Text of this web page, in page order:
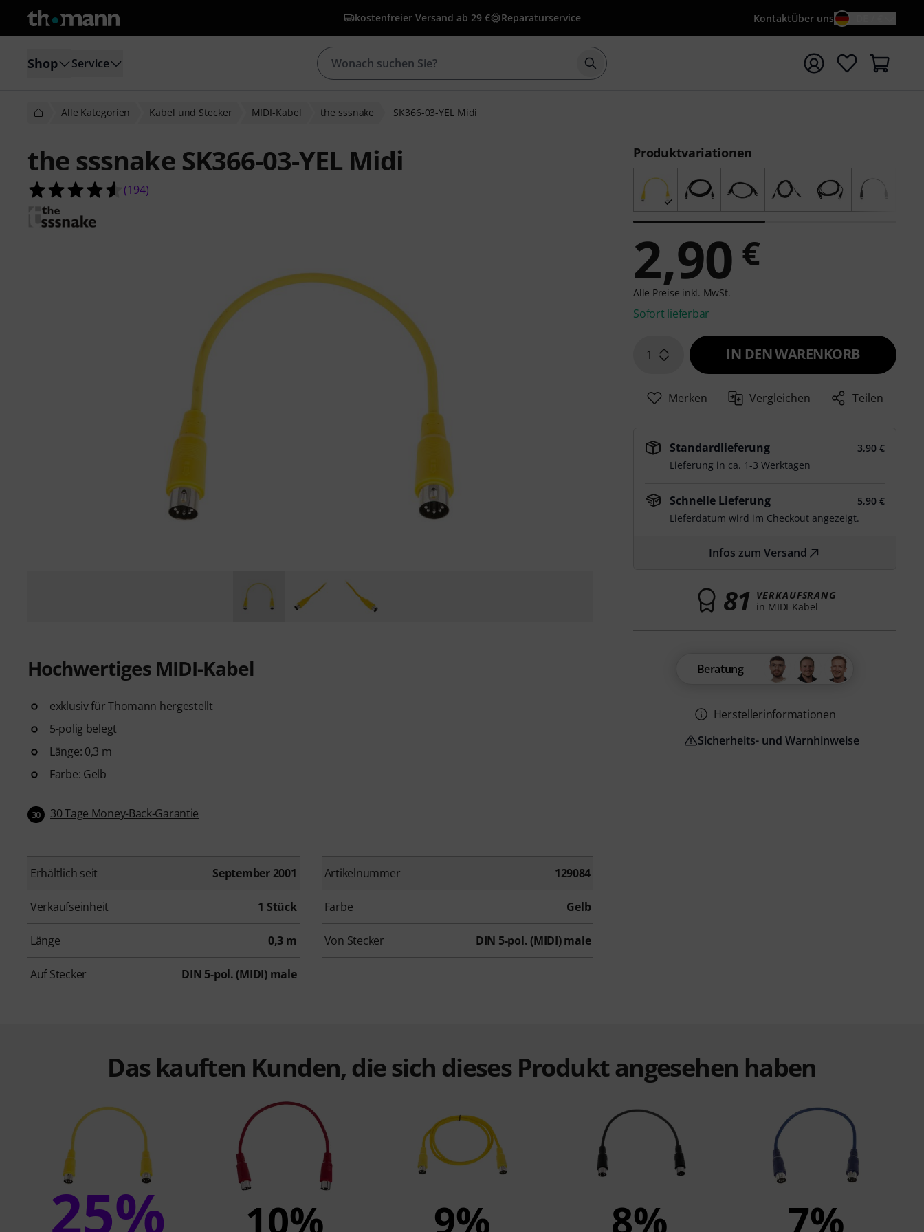
kostenfreier Versand ab 29 € Reparaturservice KontaktÜber uns
Shop Service Suche mit Suchwort {searchTerm} starten
Alle Kategorien Kabel und Stecker MIDI-Kabel the sssnake SK366-03-YEL Midi
the sssnake SK366-03-YEL Midi
4.6 von 5 Sternen aus 194 Kundenbewertungen
(194)
Hochwertiges MIDI-Kabel
exklusiv für Thomann hergestellt
5-polig belegt
Länge: 0,3 m
Farbe: Gelb
30 30 Tage Money-Back-Garantie
Erhältlich seit September 2001 Artikelnummer 129084
Verkaufseinheit 1 Stück Farbe Gelb
Länge 0,3 m Von Stecker DIN 5-pol. (MIDI) male
Auf Stecker DIN 5-pol. (MIDI) male
Produktvariationen
2,90 €
Alle Preise inkl. MwSt.
Sofort lieferbar
1 IN DEN WARENKORB
Merken Vergleichen Teilen
Standardlieferung
3,90 €
Lieferung in ca. 1-3 Werktagen
Schnelle Lieferung
5,90 €
Lieferdatum wird im Checkout angezeigt.
Infos zum Versand
81 VERKAUFSRANG
in MIDI-Kabel
Beratung
Herstellerinformationen
Sicherheits- und Warnhinweise
Das kauften Kunden, die sich dieses Produkt angesehen haben
25% 10% 9% 8% 7%